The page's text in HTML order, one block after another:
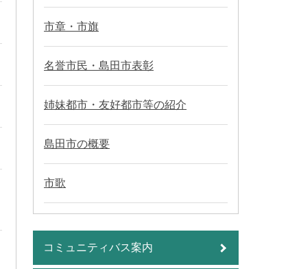
市章・市旗
名誉市民・島田市表彰
姉妹都市・友好都市等の紹介
島田市の概要
市歌
コミュニティバス案内